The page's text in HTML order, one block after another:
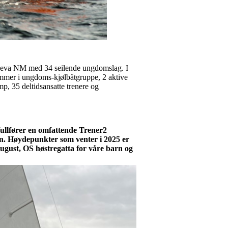
NM med 34 seilende ungdomslag. I
i ungdoms-kjølbåtgruppe, 2 aktive
35 deltidsansatte trenere og
en omfattende Trener2
Høydepunkter som venter i 2025 er
OS høstregatta for våre barn og